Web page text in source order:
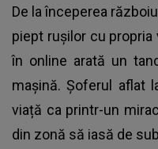
De la începerea
piept rușilor cu propria
în online arată un
mașină. Șoferul aflat
viață ca printr-un
din zonă să iasă de